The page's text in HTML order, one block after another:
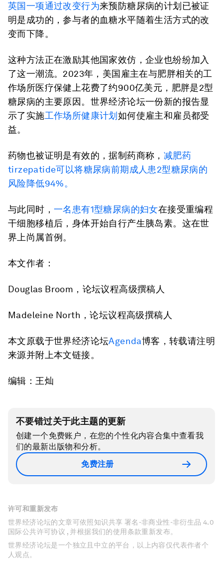
英国一项通过改变行为来预防糖尿病的计划已被证
明是成功的，参与者的血糖水平随着生活方式的改
变而下降。
这种方法正在激励其他国家效仿，企业也纷纷加入
了这一潮流。2023年，美国雇主在与肥胖相关的工
作场所医疗保健上花费了约900亿美元，肥胖是2型
糖尿病的主要原因。世界经济论坛一份新的报告显
示了实施工作场所健康计划 如何使雇主和雇员都受
益。
药物也被证明是有效的，据制药商称， 减肥药
tirzepatide可以将糖尿病前期成人患2型糖尿病的
风险降低94%。
与此同时， 一名患有1型糖尿病的妇女在接受重编程
干细胞移植后，身体开始自行产生胰岛素。这在世
界上尚属首例。
本文作者：
Douglas Broom，论坛议程高级撰稿人
Madeleine North，论坛议程高级撰稿人
本文原载于世界经济论坛Agenda博客，转载请注明
来源并附上本文链接。
编辑：王灿
不要错过关于此主题的更新
创建一个免费账户，在您的个性化内容合集中查看我
们的最新出版物和分析。
免费注册
许可和重新发布
世界经济论坛的文章可依照知识共享 署名-非商业性-非衍生品 4.0
国际公共许可协议 , 并根据我们的使用条款重新发布。
世界经济论坛是一个独立且中立的平台，以上内容仅代表作者个
人观点。